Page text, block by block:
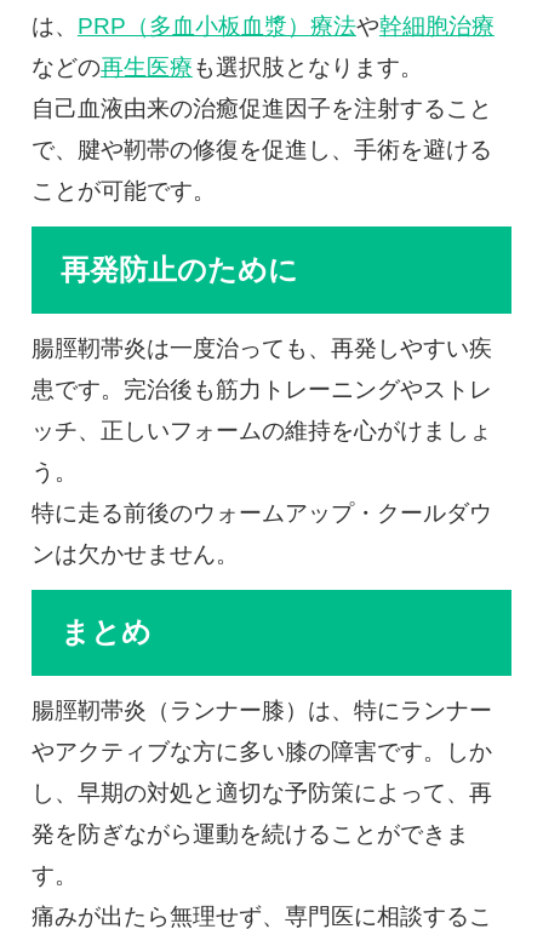
は、 PRP（多血小板血漿）療法や幹細胞治療
などの再生医療も選択肢となります。
自己血液由来の治癒促進因子を注射すること
で、腱や靭帯の修復を促進し、手術を避ける
ことが可能です。
再発防止のために
腸脛靭帯炎は一度治っても、再発しやすい疾
患です。完治後も筋力トレーニングやストレ
ッチ、正しいフォームの維持を心がけましょ
う。
特に走る前後のウォームアップ・クールダウ
ンは欠かせません。
まとめ
腸脛靭帯炎（ランナー膝）は、特にランナー
やアクティブな方に多い膝の障害です。しか
し、早期の対処と適切な予防策によって、再
発を防ぎながら運動を続けることができま
す。
痛みが出たら無理せず、専門医に相談するこ